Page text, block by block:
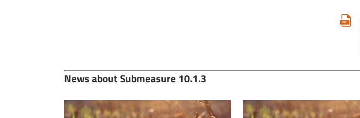
News about Submeasure 10.1.3